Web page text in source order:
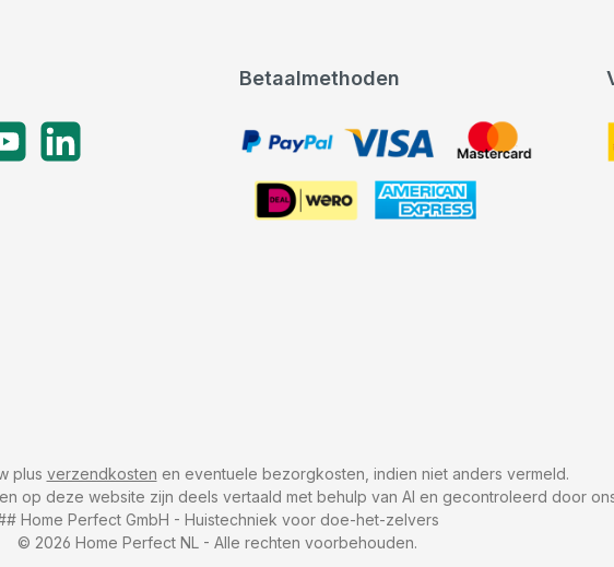
Betaalmethoden
PayPal, VISA, Mastercard
LinkedIn
plus verzendkosten en eventuele bezorgkosten, indien niet anders vermeld.
op deze website zijn deels vertaald met behulp van AI en gecontroleerd door
Home Perfect GmbH - Huistechniek voor doe-het-zelvers
© 2026 Home Perfect NL - Alle rechten voorbehouden.